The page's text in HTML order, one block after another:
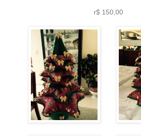
r$ 150,00